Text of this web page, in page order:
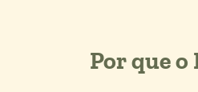
Por que o